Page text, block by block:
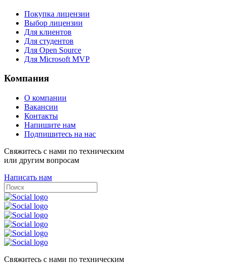
Покупка лицензии
Выбор лицензии
Для клиентов
Для студентов
Для Open Source
Для Microsoft MVP
Компания
О компании
Вакансии
Контакты
Напишите нам
Подпишитесь на нас
Свяжитесь с нами по техническим
или другим вопросам
Написать нам
Свяжитесь с нами по техническим